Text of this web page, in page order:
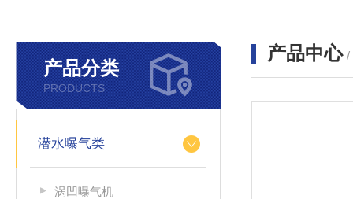
产品分类
PRODUCTS
潜水曝气类
涡凹曝气机
产品中心 /